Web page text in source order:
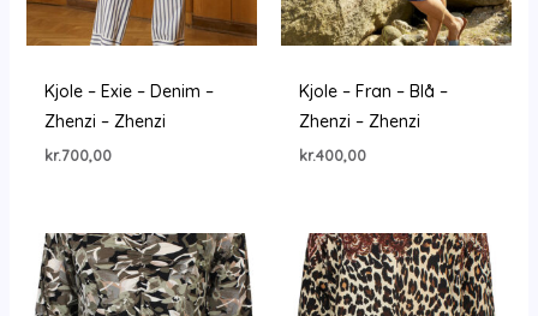
Kjole – Exie – Denim –
Zhenzi – Zhenzi
kr.700,00
Kjole – Fran – Blå –
Zhenzi – Zhenzi
kr.400,00